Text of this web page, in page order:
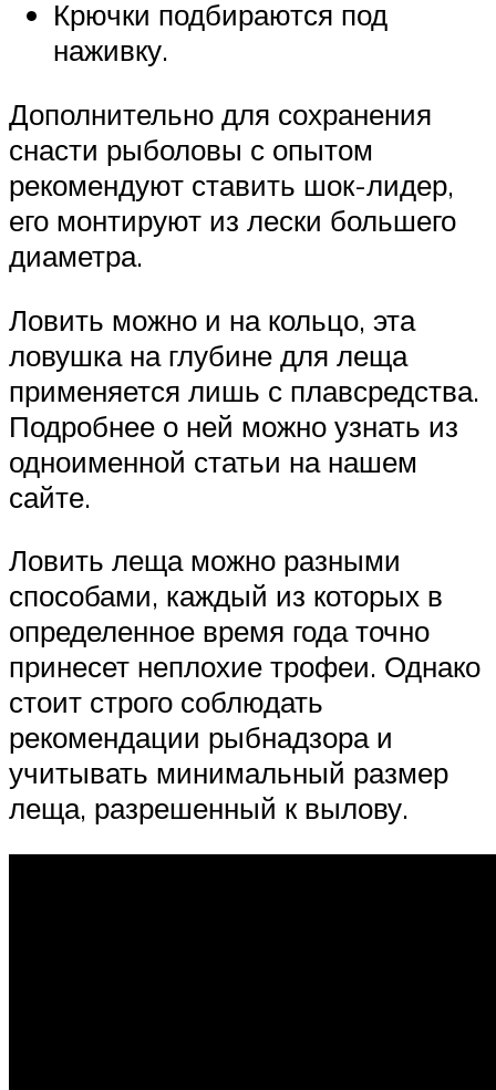
Крючки подбираются под
наживку.
Дополнительно для сохранения
снасти рыболовы с опытом
рекомендуют ставить шок-лидер,
его монтируют из лески большего
диаметра.
Ловить можно и на кольцо, эта
ловушка на глубине для леща
применяется лишь с плавсредства.
Подробнее о ней можно узнать из
одноименной статьи на нашем
сайте.
Ловить леща можно разными
способами, каждый из которых в
определенное время года точно
принесет неплохие трофеи. Однако
стоит строго соблюдать
рекомендации рыбнадзора и
учитывать минимальный размер
леща, разрешенный к вылову.